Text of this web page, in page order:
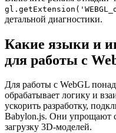
детальной диагностики.
Какие языки и
для работы с
Для работы с WebGL
обрабатывает логику и
ускорить разработку,
Babylon.js. Они упрощают
загрузку 3D-моделей.